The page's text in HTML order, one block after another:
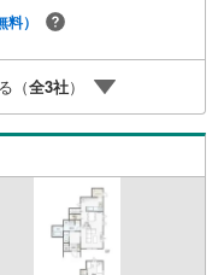
様の笑顔のために。・*
るお家探しの、心強いパ
ト致します！ご見学や
！お気軽にお問合せ下さ
料）
（全3社）